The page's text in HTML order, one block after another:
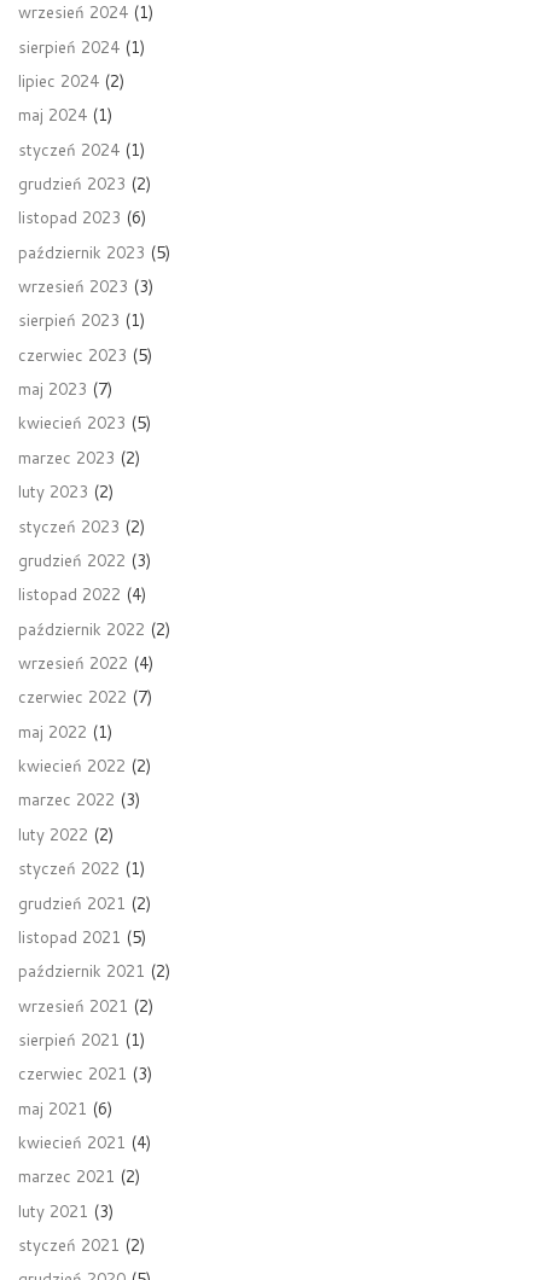
wrzesień 2024 (1)
sierpień 2024 (1)
lipiec 2024 (2)
maj 2024 (1)
styczeń 2024 (1)
grudzień 2023 (2)
listopad 2023 (6)
październik 2023 (5)
wrzesień 2023 (3)
sierpień 2023 (1)
czerwiec 2023 (5)
maj 2023 (7)
kwiecień 2023 (5)
marzec 2023 (2)
luty 2023 (2)
styczeń 2023 (2)
grudzień 2022 (3)
listopad 2022 (4)
październik 2022 (2)
wrzesień 2022 (4)
czerwiec 2022 (7)
maj 2022 (1)
kwiecień 2022 (2)
marzec 2022 (3)
luty 2022 (2)
styczeń 2022 (1)
grudzień 2021 (2)
listopad 2021 (5)
październik 2021 (2)
wrzesień 2021 (2)
sierpień 2021 (1)
czerwiec 2021 (3)
maj 2021 (6)
kwiecień 2021 (4)
marzec 2021 (2)
luty 2021 (3)
styczeń 2021 (2)